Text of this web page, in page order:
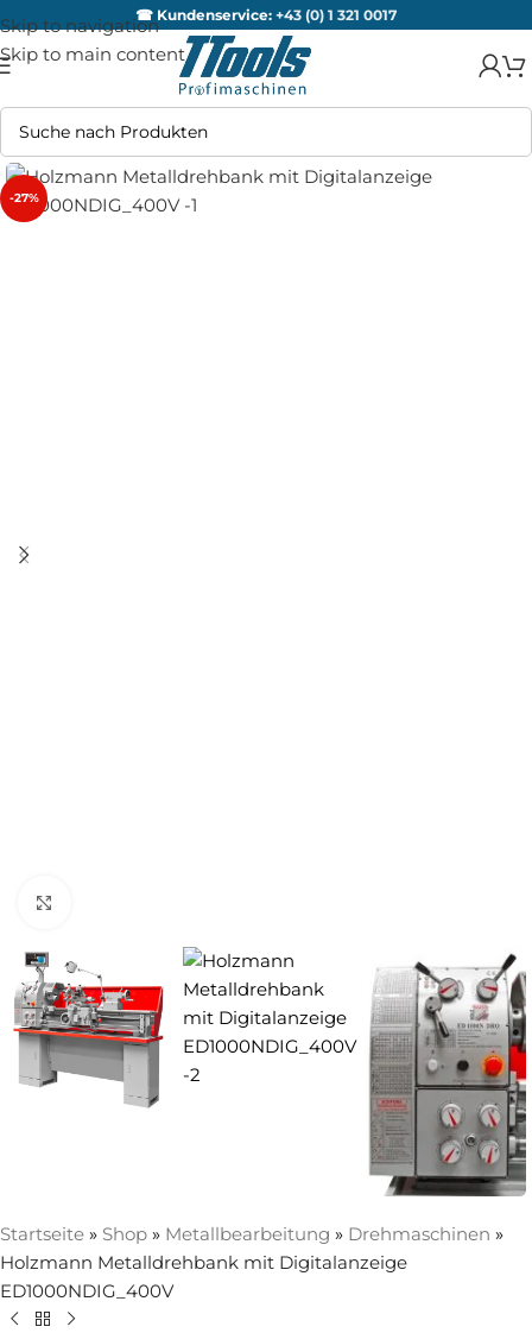
Skip to navigation
Skip to main content
☎ Kundenservice: +43 (0) 1 321 0017
-27%
Startseite » Shop » Metallbearbeitung » Drehmaschinen »
Holzmann Metalldrehbank mit Digitalanzeige
ED1000NDIG_400V